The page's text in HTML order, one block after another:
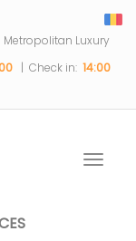
Metropolitan Luxury
| Check in: 14:00
Toggle